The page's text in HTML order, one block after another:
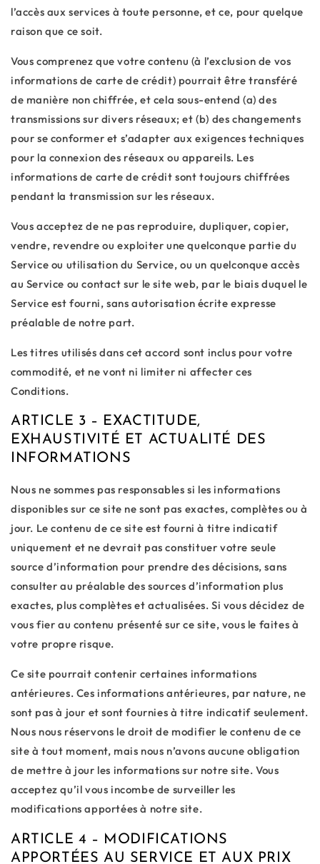
l’accès aux services à toute personne, et ce, pour quelque
raison que ce soit.
Vous comprenez que votre contenu (à l’exclusion de vos
informations de carte de crédit) pourrait être transféré
de manière non chiffrée, et cela sous-entend (a) des
transmissions sur divers réseaux; et (b) des changements
pour se conformer et s’adapter aux exigences techniques
pour la connexion des réseaux ou appareils. Les
informations de carte de crédit sont toujours chiffrées
pendant la transmission sur les réseaux.
Vous acceptez de ne pas reproduire, dupliquer, copier,
vendre, revendre ou exploiter une quelconque partie du
Service ou utilisation du Service, ou un quelconque accès
au Service ou contact sur le site web, par le biais duquel le
Service est fourni, sans autorisation écrite expresse
préalable de notre part.
Les titres utilisés dans cet accord sont inclus pour votre
commodité, et ne vont ni limiter ni affecter ces
Conditions.
ARTICLE 3 – EXACTITUDE,
EXHAUSTIVITÉ ET ACTUALITÉ DES
INFORMATIONS
Nous ne sommes pas responsables si les informations
disponibles sur ce site ne sont pas exactes, complètes ou à
jour. Le contenu de ce site est fourni à titre indicatif
uniquement et ne devrait pas constituer votre seule
source d’information pour prendre des décisions, sans
consulter au préalable des sources d’information plus
exactes, plus complètes et actualisées. Si vous décidez de
vous fier au contenu présenté sur ce site, vous le faites à
votre propre risque.
Ce site pourrait contenir certaines informations
antérieures. Ces informations antérieures, par nature, ne
sont pas à jour et sont fournies à titre indicatif seulement.
Nous nous réservons le droit de modifier le contenu de ce
site à tout moment, mais nous n’avons aucune obligation
de mettre à jour les informations sur notre site. Vous
acceptez qu’il vous incombe de surveiller les
modifications apportées à notre site.
ARTICLE 4 – MODIFICATIONS
APPORTÉES AU SERVICE ET AUX PRIX